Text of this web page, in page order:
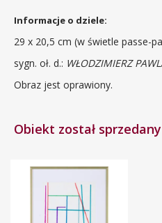
Informacje o dziele:
29 x 20,5 cm (w świetle passe-
sygn. oł. d.: WŁODZIMIERZ
Obraz jest oprawiony.
Obiekt został sprzedany